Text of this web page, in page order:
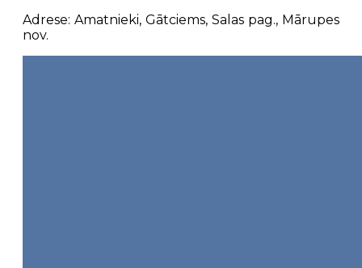
Adrese: Amatnieki, Gātciems, Salas pag., Mārupes
nov.